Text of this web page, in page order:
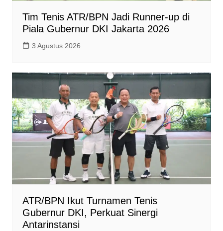
Tim Tenis ATR/BPN Jadi Runner-up di
Piala Gubernur DKI Jakarta 2026
3 Agustus 2026
ATR/BPN Ikut Turnamen Tenis
Gubernur DKI, Perkuat Sinergi
Antarinstansi